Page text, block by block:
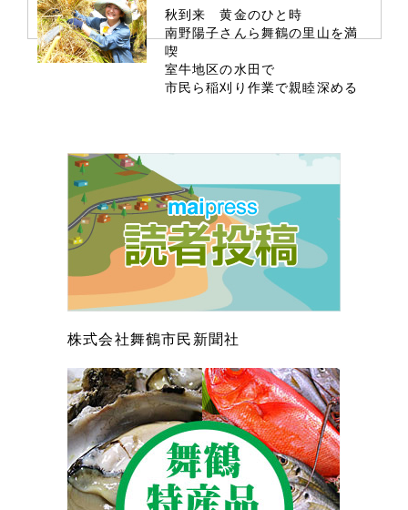
秋到来 黄金のひと時
南野陽子さんら舞鶴の里山を満
喫
室牛地区の水田で
市民ら稲刈り作業で親睦深める
株式会社舞鶴市民新聞社